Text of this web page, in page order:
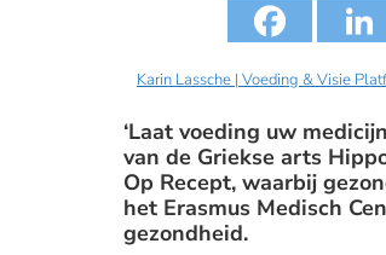
Karin Lassche | Voeding & Visie
‘Laat voeding uw
van de Griekse arts
Op Recept, waarbij
het Erasmus Medisch
gezondheid.